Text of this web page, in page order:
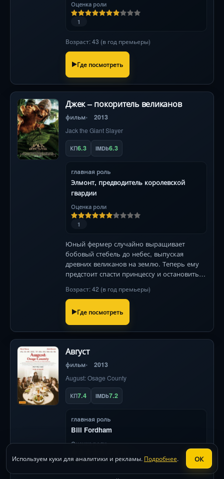
Оценка роли
1
Возраст: 43 (в год премьеры)
Где посмотреть
Джек – покоритель великанов
фильм 2013
Jack the Giant Slayer
КП6.3 IMDb6.3
главная роль
Элмонт, предводитель королевской
гвардии
Оценка роли
1
Юный фермер случайно выращивает
бобовый стебель до небес, выпуская
древних великанов на землю. Теперь ему
предстоит спасти принцессу и остановить
превратилось в пепел. Эпичное фэнтези с
титаническими битвами!
Возраст: 42 (в год премьеры)
Где посмотреть
Август
фильм 2013
August: Osage County
КП7.4 IMDb7.2
главная роль
Bill Fordham
Оценка роли
1
Используем куки для аналитики и рекламы. Подробнее. ОК